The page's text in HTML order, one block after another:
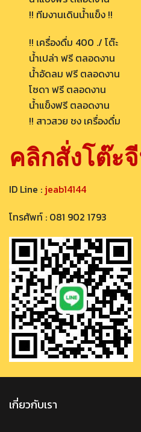
!! ทีมงานเดินน้ำแข็ง !!
!! เครื่องดื่ม 400 ./ โต๊ะ
น้ำเปล่า ฟรี ตลอดงาน
น้ำอัดลม ฟรี ตลอดงาน
โซดา ฟรี ตลอดงาน
น้ำแข็งฟรี ตลอดงาน
!! สาวสวย ชง เครื่องดื่ม
คลิกสั่งโต๊ะ
ID Line : jeab14144
โทรศัพท์ : 081 902 1793
เกี่ยวกับเรา